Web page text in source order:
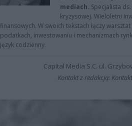
mediach. Specjalista
kryzysowej. Wieloletni
finansowych. W swoich tekstach łączy
podatkach, inwestowaniu i mechanizmach
język codzienny.
Capital Media S.C. ul.
Kontakt z redakcją: